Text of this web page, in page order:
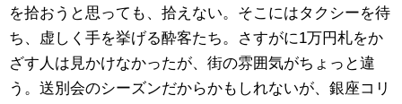
を拾おうと思っても、拾えない。そこにはタクシーを待
ち、虚しく手を挙げる酔客たち。さすがに1万円札をか
ざす人は見かけなかったが、街の雰囲気がちょっと違
う。送別会のシーズンだからかもしれないが、銀座コリ